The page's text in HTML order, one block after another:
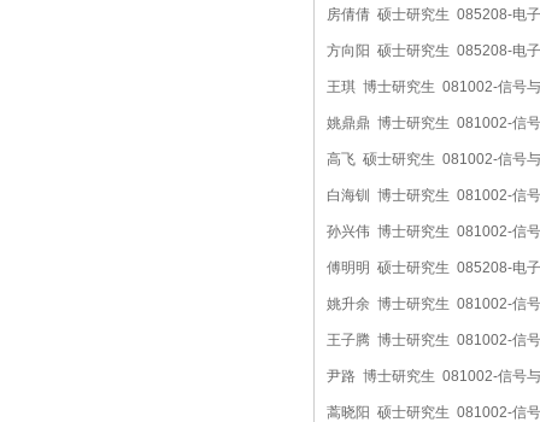
房倩倩 硕士研究生 085208-电
方向阳 硕士研究生 085208-电
王琪 博士研究生 081002-信号
姚鼎鼎 博士研究生 081002-信
高飞 硕士研究生 081002-信号
白海钏 博士研究生 081002-信
孙兴伟 博士研究生 081002-信
傅明明 硕士研究生 085208-电
姚升余 博士研究生 081002-信
王子腾 博士研究生 081002-信
尹路 博士研究生 081002-信号
蒿晓阳 硕士研究生 081002-信